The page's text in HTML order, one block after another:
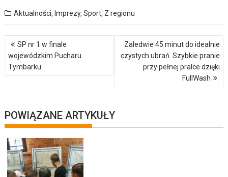
Aktualności, Imprezy,Sport, Z regionu
Nawigacja
wpisu
SP nr 1 w finale
wojewódzkim Pucharu
Tymbarku
Zaledwie 45 minut do idealnie
czystych ubrań. Szybkie pranie
przy pełnej pralce dzięki
FullWash
POWIĄZANE ARTYKUŁY